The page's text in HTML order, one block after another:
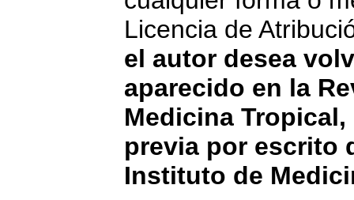
Licencia de
el autor desea
aparecido en la
Medicina
previa por escrito
Instituto de